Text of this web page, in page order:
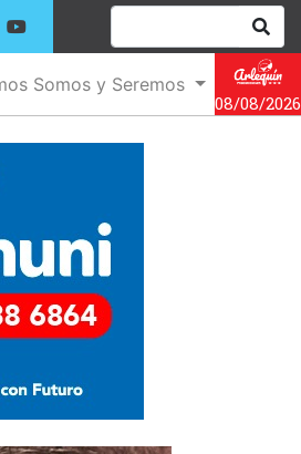
Somos y Seremos
08/08/2026